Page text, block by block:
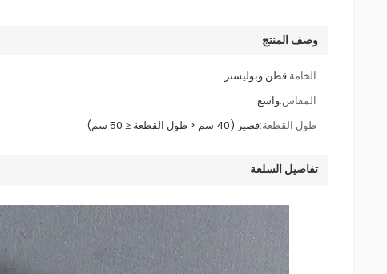
وصف المنتج
الخامة:قطن وبوليستر
المقاس:واسع
طول القطعة:قصير (40 سم < طول القطعة ≤ 50 سم)
تفاصيل السلعة